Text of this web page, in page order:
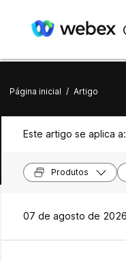
Página inicial / Artigo
Este artigo se aplica a:
Produtos
07 de agosto de 2026